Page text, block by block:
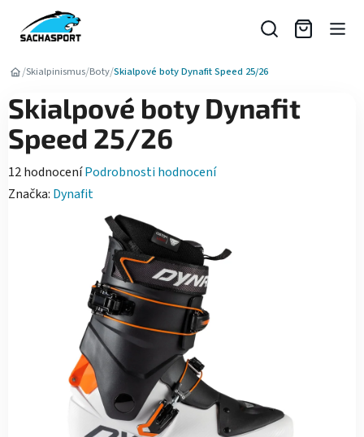
obsah
/Skialpinismus/Boty/Skialpové boty Dynafit Speed 25/26
Skialpové boty Dynafit
Speed 25/26
Průměrné
hodnocení
12 hodnoceníPodrobnosti hodnocení
Značka: Dynafit